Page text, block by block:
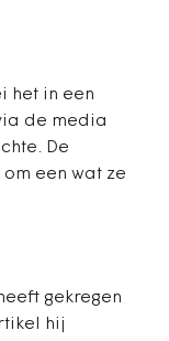
het in een
de media
De
een wat ze
gekregen
hij